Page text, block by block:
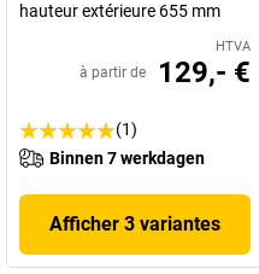
hauteur extérieure 655 mm
HTVA
à partir de 129,- €
(1)
Binnen 7 werkdagen
Afficher 3 variantes